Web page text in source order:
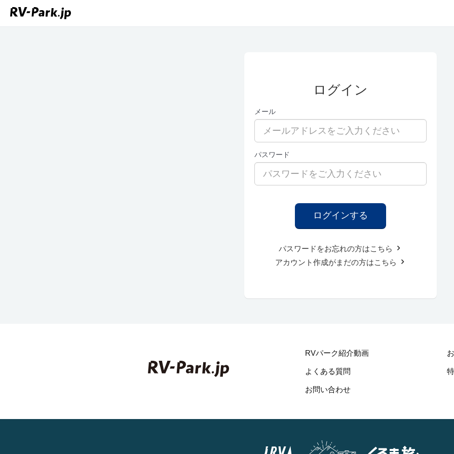
ログイン
メール
パスワード
パスワードをお忘れの方はこちら
アカウント作成がまだの方はこちら
RVパーク紹介動画
よくある質問
お問い合わせ